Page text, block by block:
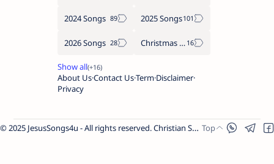
2024 Songs 2025 Songs
2026 Songs Christmas Songs
About UsContact UsTerm Disclaimer
Privacy
© 2025 JesusSongs4u - All rights reserved. Christian Songs | Bible-based Lyrics | Worship Music.
Worship Songs Label